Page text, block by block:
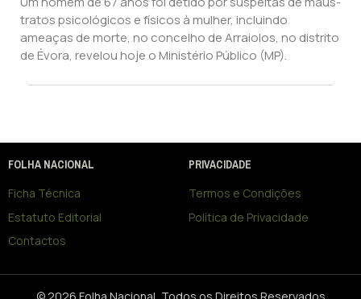
tratos psicológicos e físicos à mulher, incluindo
ameaças de morte, no concelho de Arraiolos, no distrito
de Évora, revelou hoje o Ministério Público (MP).
FOLHA NACIONAL
Ficha Técnica
Estatuto Editorial
Contactos
PRIVACIDADE
Termos e Condições
Política de Privacidade